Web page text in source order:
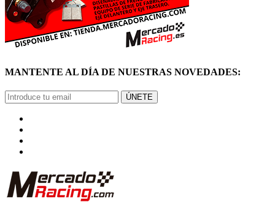
MANTENTE AL DÍA DE NUESTRAS NOVEDADES:
ÚNETE